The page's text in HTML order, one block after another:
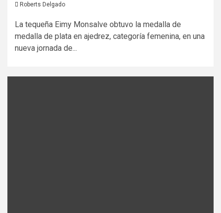
Roberts Delgado
La tequeña Eimy Monsalve obtuvo la medalla de
medalla de plata en ajedrez, categoría femenina, en una
nueva jornada de...